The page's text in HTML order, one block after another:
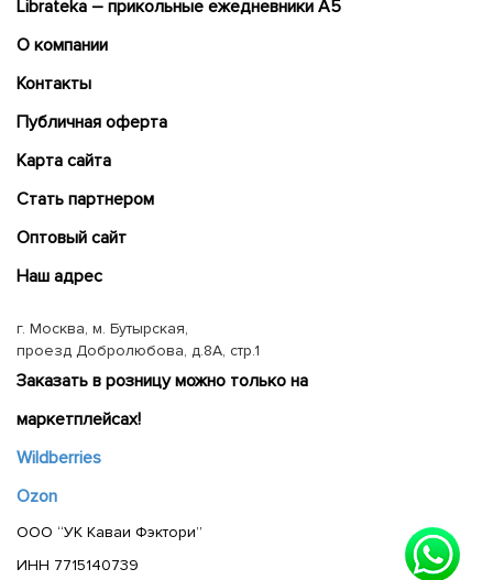
Librateka – прикольные ежедневники А5
О компании
Контакты
Публичная оферта
Карта сайта
Cтать партнером
Оптовый сайт
Наш адрес
г. Москва, м. Бутырская,
проезд Добролюбова, д.8А, стр.1
Заказать в розницу можно только на
маркетплейсах!
Wildberries
Ozon
ООО “УК Каваи Фэктори”
ИНН 7715140739